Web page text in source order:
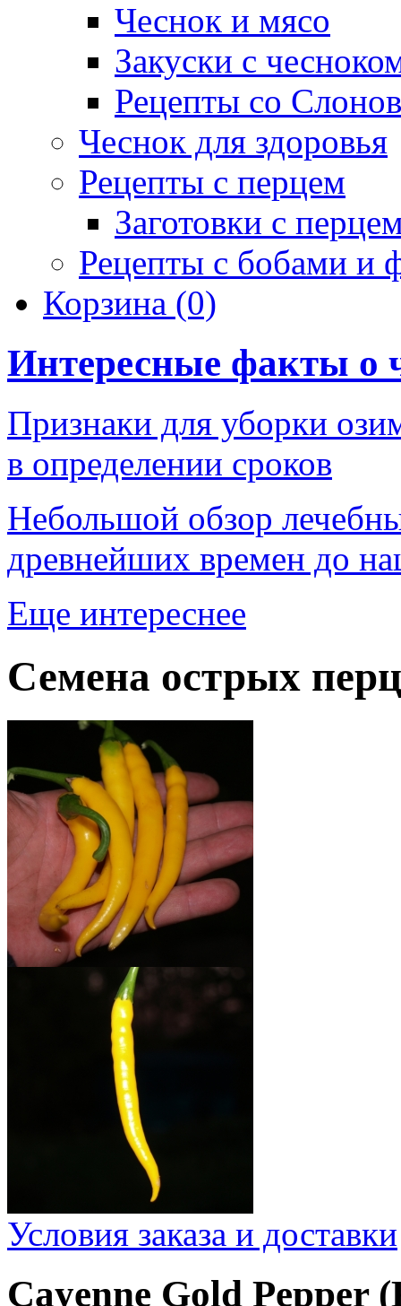
Чеснок и мясо
Закуски с
Рецепты со
Чеснок для здоровья
Рецепты с перцем
Заготовки с
Рецепты с бобами и
Корзина (0)
Интересные факты о
Признаки для уборки
в определении сроков
Небольшой обзор
древнейших времен до
Еще интереснее
Семена острых
Условия заказа и доставки
Cayenne Gold Pepper